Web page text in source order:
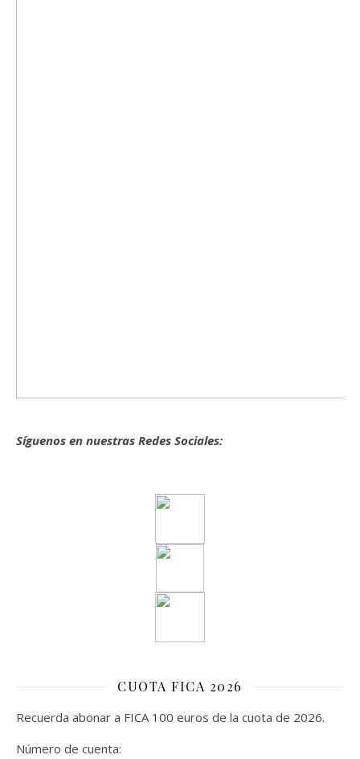
Síguenos en nuestras Redes Sociales:
CUOTA FICA 2026
Recuerda abonar a FICA 100 euros de la cuota de 2026.
Número de cuenta: